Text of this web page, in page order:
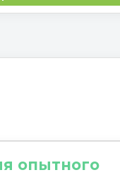
опытного